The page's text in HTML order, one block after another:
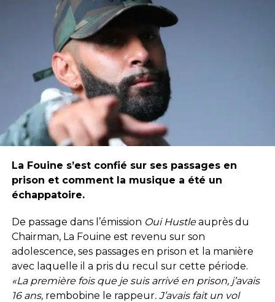
La Fouine s’est confié sur ses passages en
prison et comment la musique a été un
échappatoire.
De passage dans l’émission Oui Hustleauprès du
Chairman, La Fouine est revenu sur son
adolescence, ses passages en prison et la manière
avec laquelle il a pris du recul sur cette période.
«La première fois que je suis arrivé en prison, j’avais
16 ans, rembobine le rappeur. J’avais fait un vol